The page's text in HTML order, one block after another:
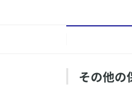
その他の